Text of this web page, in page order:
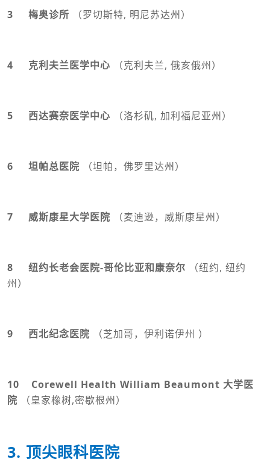
3 梅奥诊所 （罗切斯特, 明尼苏达州）
4 克利夫兰医学中心 （克利夫兰, 俄亥俄州）
5 西达赛奈医学中心 （洛杉矶, 加利福尼亚州）
6 坦帕总医院 （坦帕，佛罗里达州）
7 威斯康星大学医院 （麦迪逊，威斯康星州）
8 纽约长老会医院-哥伦比亚和康奈尔 （纽约, 纽约
州）
9 西北纪念医院 （芝加哥，伊利诺伊州 ）
10 Corewell Health William Beaumont 大学医
院 （皇家橡树,密歇根州）
3. 顶尖眼科医院